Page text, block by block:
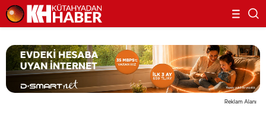
Reklam Alanı